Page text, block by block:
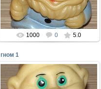
1990 год
perepelin
1000 0 5.0
гном 1
08.04.2018